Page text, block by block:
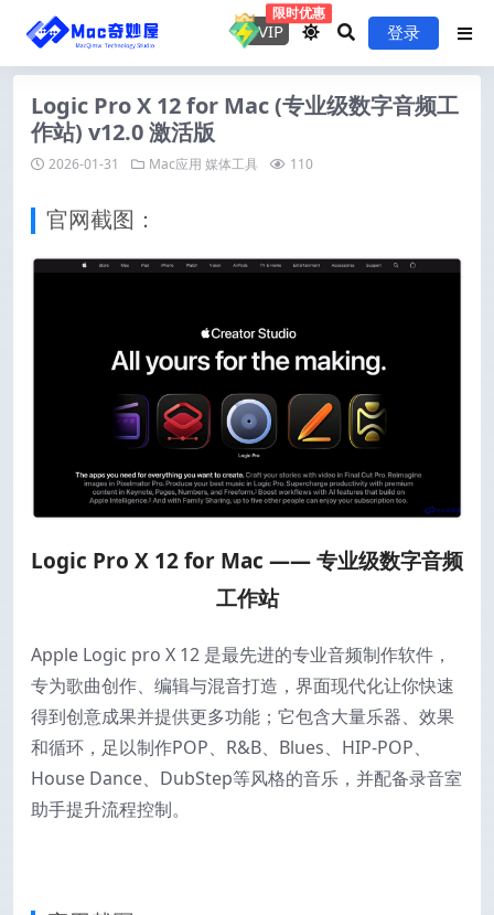
VIP
限时优惠
登录
Logic Pro X 12 for Mac (专业级数字音频工
作站) v12.0 激活版
2026-01-31 Mac应用 媒体工具 110
官网截图：
Logic Pro X 12 for Mac —— 专业级数字音频
工作站
Apple Logic pro X 12 是最先进的专业音频制作软件，
专为歌曲创作、编辑与混音打造，界面现代化让你快速
得到创意成果并提供更多功能；它包含大量乐器、效果
和循环，足以制作POP、R&B、Blues、HIP‑POP、
House Dance、DubStep等风格的音乐，并配备录音室
助手提升流程控制。